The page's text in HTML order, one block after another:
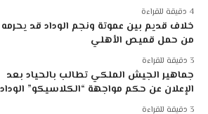
خلاف قديم بين عموتة ونجم الوداد قد يحرمه
من حمل قميص الأهلي
جماهير الجيش الملكي تطالب بالحياد بعد
الإعلان عن حكم مواجهة “الكلاسيكو” الوداد